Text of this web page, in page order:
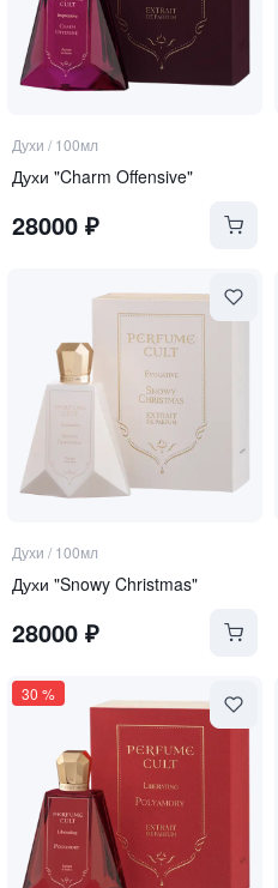
Духи / 100мл
Духи "Charm Offensive"
28000 ₽
Духи / 100мл
Духи "Snowy Christmas"
28000 ₽
30 %